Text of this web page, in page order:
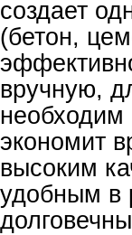
создает
(бетон,
вручную,
необходим
экономит
высоким
удобным в